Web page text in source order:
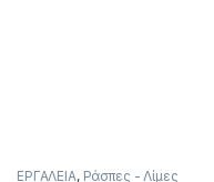
ΕΡΓΑΛΕΙΑ, Ράσπες - Λίμες